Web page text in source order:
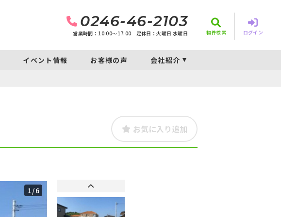
0246-46-2103
営業時間：10:00〜17:00 定休日：火曜日 水曜日 物件検索 ログイン
イベント情報 お客様の声 会社紹介
お気に入り追加
1/6